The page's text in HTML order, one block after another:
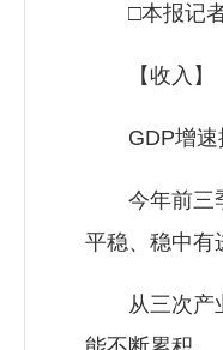
□本报记者
【收入】
GDP增速
今年前三季
平稳、稳中有
从三次产业